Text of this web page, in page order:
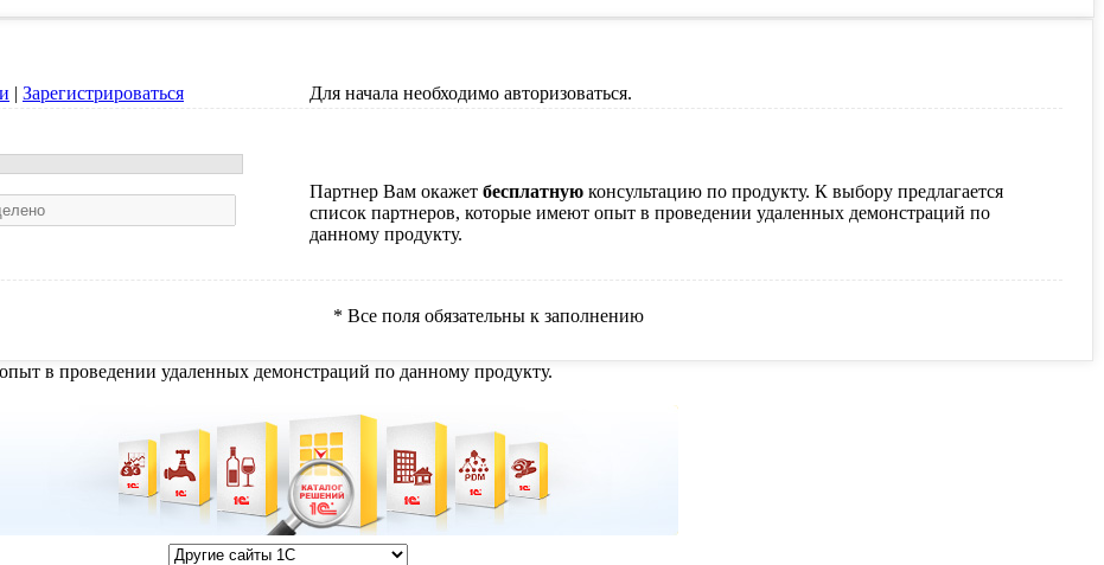
| Зарегистрироваться Для начала необходимо авторизоваться.
Партнер Вам окажет бесплатную консультацию по продукту. К выбору предлагается
список партнеров, которые имеют опыт в проведении удаленных демонстраций по
данному продукту.
* Все поля обязательны к заполнению
в проведении удаленных демонстраций по данному продукту.